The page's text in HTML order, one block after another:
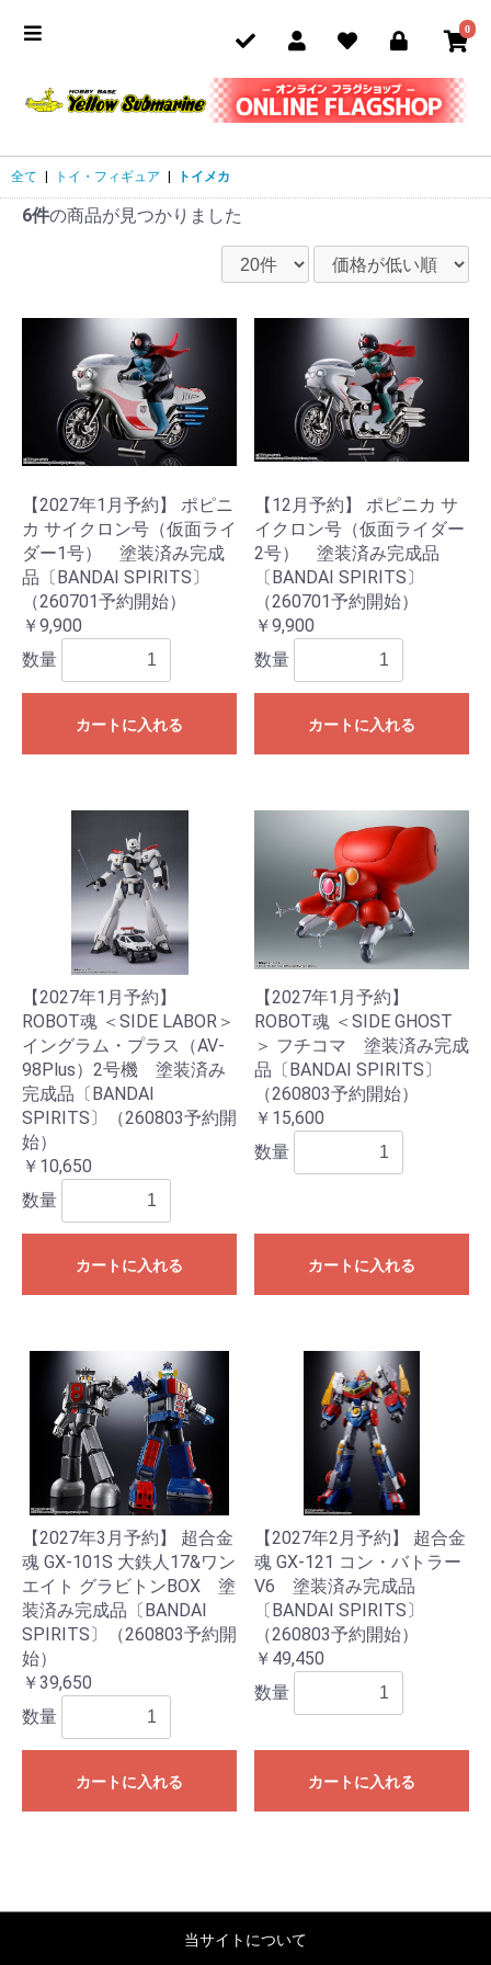
0
全て トイ・フィギュア トイメカ
6件の商品が見つかりました
【2027年1月予約】 ポピニ
カ サイクロン号（仮面ライ
ダー1号） 塗装済み完成
品〔BANDAI SPIRITS〕
（260701予約開始）
￥9,900
数量
カートに入れる
【12月予約】 ポピニカ サ
イクロン号（仮面ライダー
2号） 塗装済み完成品
〔BANDAI SPIRITS〕
（260701予約開始）
￥9,900
数量
カートに入れる
【2027年1月予約】
ROBOT魂 ＜SIDE LABOR＞
イングラム・プラス（AV-
98Plus）2号機 塗装済み
完成品〔BANDAI
SPIRITS〕（260803予約開
始）
￥10,650
数量
カートに入れる
【2027年1月予約】
ROBOT魂 ＜SIDE GHOST
＞ フチコマ 塗装済み完成
品〔BANDAI SPIRITS〕
（260803予約開始）
￥15,600
数量
カートに入れる
【2027年3月予約】 超合金
魂 GX-101S 大鉄人17&ワン
エイト グラビトンBOX 塗
装済み完成品〔BANDAI
SPIRITS〕（260803予約開
始）
￥39,650
数量
カートに入れる
【2027年2月予約】 超合金
魂 GX-121 コン・バトラー
V6 塗装済み完成品
〔BANDAI SPIRITS〕
（260803予約開始）
￥49,450
数量
カートに入れる
当サイトについて